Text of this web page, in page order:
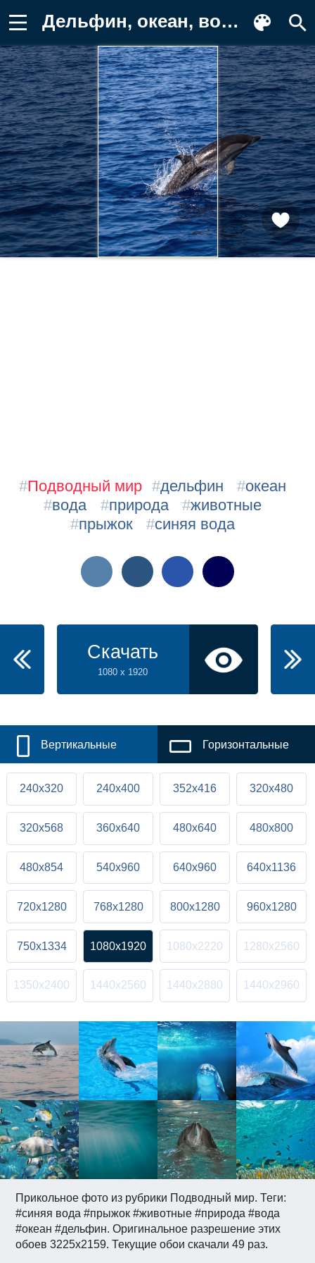
Дельфин, океан, вода, природа Картинка
Прикольное фото из рубрики Подводный мир. Теги:
#синяя вода #прыжок #животные #природа #вода
#океан #дельфин. Оригинальное разрешение этих
обоев 3225x2159. Текущие обои скачали 49 раз.
#Подводный мир #дельфин #океан
#вода #природа #животные
#прыжок #синяя вода
Скачать
1080 x 1920
Вертикальные Горизонтальные
240x320 240x400 352x416 320x480
320x568 360x640 480x640 480x800
480x854 540x960 640x960 640x1136
720x1280 768x1280 800x1280 960x1280
750x1334 1080x1920 1080x2220 1280x2560
1350x2400 1440x2560 1440x2880 1440x2960